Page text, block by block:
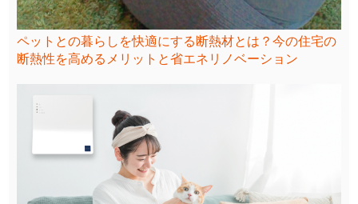
ペットとの暮らしを快適にする断熱材とは？今の住宅の
断熱性を高めるメリットと省エネリノベーション